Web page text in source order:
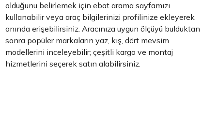
olduğunu belirlemek için ebat arama sayfamızı
kullanabilir veya araç bilgilerinizi profilinize ekleyerek
anında erişebilirsiniz. Aracınıza uygun ölçüyü bulduktan
sonra popüler markaların yaz, kış, dört mevsim
modellerini inceleyebilir; çeşitli kargo ve montaj
hizmetlerini seçerek satın alabilirsiniz.